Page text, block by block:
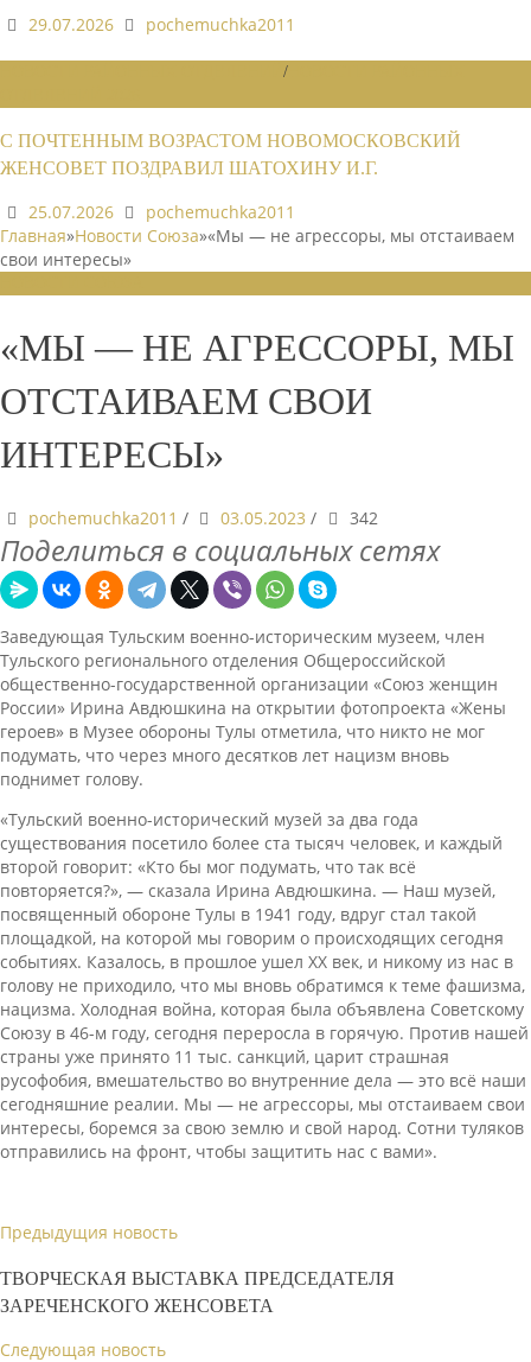
29.07.2026 pochemuchka2011
/
С ПОЧТЕННЫМ ВОЗРАСТОМ НОВОМОСКОВСКИЙ
ЖЕНСОВЕТ ПОЗДРАВИЛ ШАТОХИНУ И.Г.
25.07.2026
pochemuchka2011
Главная»Новости Союза»«Мы — не агрессоры, мы отстаиваем
свои интересы»
«МЫ — НЕ АГРЕССОРЫ, МЫ
ОТСТАИВАЕМ СВОИ
ИНТЕРЕСЫ»
pochemuchka2011 / 03.05.2023 / 342
Поделиться в социальных сетях
Заведующая Тульским военно-историческим музеем, член
Тульского регионального отделения Общероссийской
общественно-государственной организации «Союз женщин
России» Ирина Авдюшкина на открытии фотопроекта «Жены
героев» в Музее обороны Тулы отметила, что никто не мог
подумать, что через много десятков лет нацизм вновь
поднимет голову.
«Тульский военно-исторический музей за два года
существования посетило более ста тысяч человек, и каждый
второй говорит: «Кто бы мог подумать, что так всё
повторяется?», — сказала Ирина Авдюшкина. — Наш музей,
посвященный обороне Тулы в 1941 году, вдруг стал такой
площадкой, на которой мы говорим о происходящих сегодня
событиях. Казалось, в прошлое ушел ХХ век, и никому из нас в
голову не приходило, что мы вновь обратимся к теме фашизма,
нацизма. Холодная война, которая была объявлена Советскому
Союзу в 46-м году, сегодня переросла в горячую. Против нашей
страны уже принято 11 тыс. санкций, царит страшная
русофобия, вмешательство во внутренние дела — это всё наши
сегодняшние реалии. Мы — не агрессоры, мы отстаиваем свои
интересы, боремся за свою землю и свой народ. Сотни туляков
отправились на фронт, чтобы защитить нас с вами».
Предыдущия новость
ТВОРЧЕСКАЯ ВЫСТАВКА ПРЕДСЕДАТЕЛЯ
ЗАРЕЧЕНСКОГО ЖЕНСОВЕТА
Следующая новость